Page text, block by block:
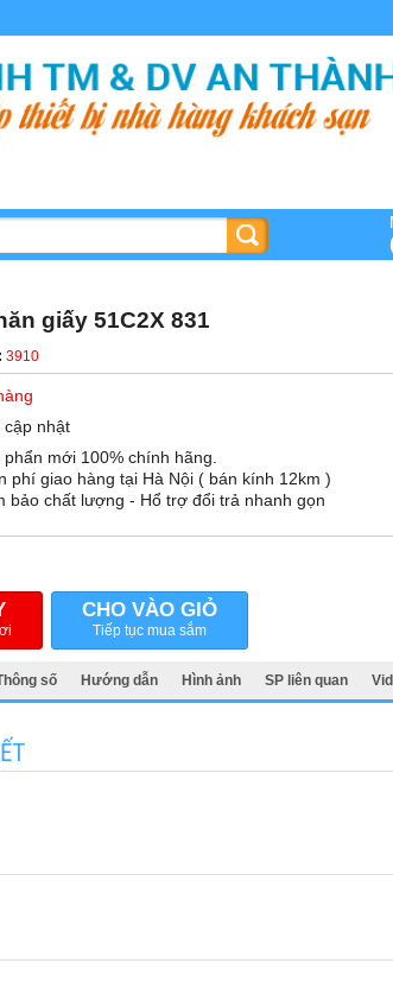
giấy 51C2X 831
3910
nhật
phẩn mới 100% chính hãng.
phí giao hàng tại Hà Nội ( bán kính 12km )
bảo chất lượng - Hổ trợ đổi trả nhanh gọn
CHO VÀO GIỎ
Tiếp tục mua sắm
số Hướng dẫn Hình ảnh SP liên quan